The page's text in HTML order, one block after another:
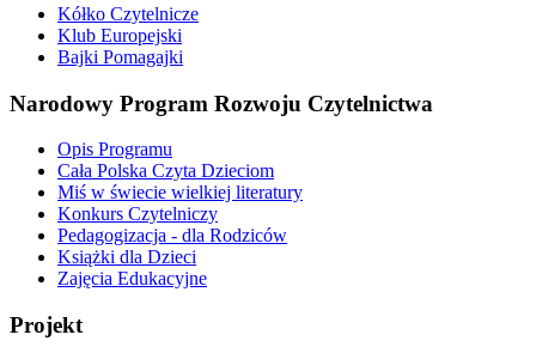
Kółko Czytelnicze
Klub Europejski
Bajki Pomagajki
Narodowy Program Rozwoju Czytelnictwa
Opis Programu
Cała Polska Czyta Dzieciom
Miś w świecie wielkiej literatury
Konkurs Czytelniczy
Pedagogizacja - dla Rodziców
Książki dla Dzieci
Zajęcia Edukacyjne
Projekt